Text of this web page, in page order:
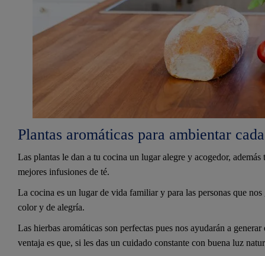
Plantas aromáticas para ambientar
Las plantas le dan a tu cocina un lugar alegre y acogedor,
mejores infusiones de té.
La cocina es un lugar de vida familiar y para las personas que
color y de alegría.
Las hierbas aromáticas son perfectas pues nos ayudarán a
ventaja es que, si les das un cuidado constante con buena luz